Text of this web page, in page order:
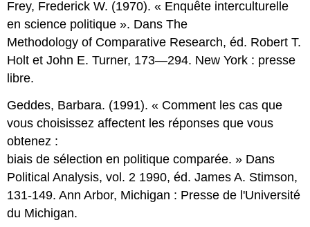
Frey, Frederick W. (1970). « Enquête interculturelle
en science politique ». Dans The
Methodology of Comparative Research, éd. Robert T.
Holt et John E. Turner, 173—294. New York : presse
libre.
Geddes, Barbara. (1991). « Comment les cas que
vous choisissez affectent les réponses que vous
obtenez :
biais de sélection en politique comparée. » Dans
Political Analysis, vol. 2 1990, éd. James A. Stimson,
131-149. Ann Arbor, Michigan : Presse de l'Université
du Michigan.